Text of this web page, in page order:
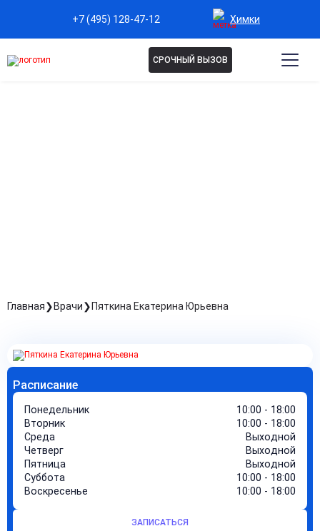
+7 (495) 128-47-12 Химки
СРОЧНЫЙ ВЫЗОВ
Главная Врачи Пяткина Екатерина Юрьевна
Расписание
Понедельник
10:00 - 18:00
Вторник
10:00 - 18:00
Среда
Выходной
Четверг
Выходной
Пятница
Выходной
Суббота
10:00 - 18:00
Воскресенье
10:00 - 18:00
ЗАПИСАТЬСЯ